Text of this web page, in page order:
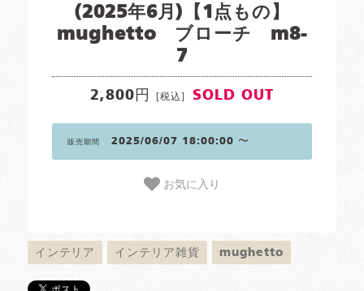
(2025年6月)【1点もの】
mughetto ブローチ m8-
7
2,800円 [税込] SOLD OUT
販売期間 2025/06/07 18:00:00 〜
お気に入り
インテリア インテリア雑貨 mughetto